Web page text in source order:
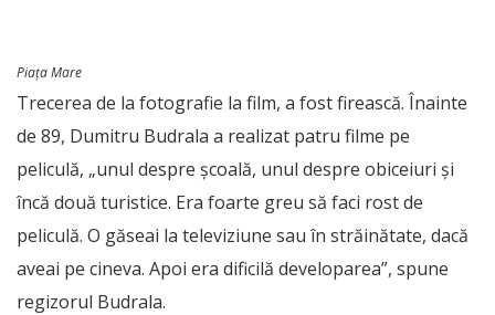
Piața Mare
Trecerea de la fotografie la film, a fost firească. Înainte
de 89, Dumitru Budrala a realizat patru filme pe
peliculă, „unul despre școală, unul despre obiceiuri și
încă două turistice. Era foarte greu să faci rost de
peliculă. O găseai la televiziune sau în străinătate, dacă
aveai pe cineva. Apoi era dificilă developarea”, spune
regizorul Budrala.